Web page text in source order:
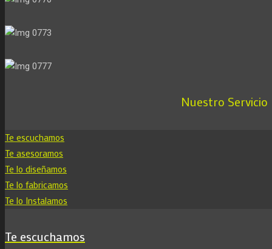
Nuestro
Te escuchamos
Te asesoramos
Te lo diseñamos
Te lo fabricamos
Te lo Instalamos
Te escuchamos